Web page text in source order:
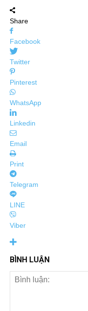
Share
Facebook
Twitter
Pinterest
WhatsApp
Linkedin
Email
Print
Telegram
LINE
Viber
BÌNH LUẬN